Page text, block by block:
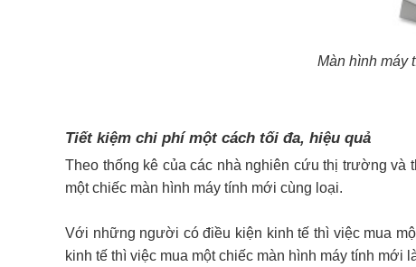
Màn hình máy
Tiết kiệm chi phí một cách tối đa, hiệu quả
Theo thống kê của các nhà nghiên cứu thị trường và
một chiếc màn hình máy tính mới cùng loại.
Với những người có điều kiện kinh tế thì việc mua
kinh tế thì việc mua một chiếc màn hình máy tính mới